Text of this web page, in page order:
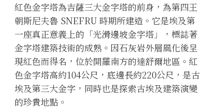
紅色金字塔為吉薩三大金字塔的前身，為第四王
朝斯尼夫魯 SNEFRU 時期所建造。它是埃及第
一座真正意義上的「光滑邊坡金字塔」，標誌著
金字塔建築技術的成熟。因石灰岩外層風化後呈
現紅色而得名，位於開羅南方的達舒爾地區。紅
色金字塔高約104公尺，底邊長約220公尺，是古
埃及第三大金字，同時也是探索古埃及建築演變
的珍貴地點。